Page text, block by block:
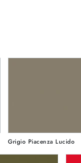
Grigio Piacenza Lucido